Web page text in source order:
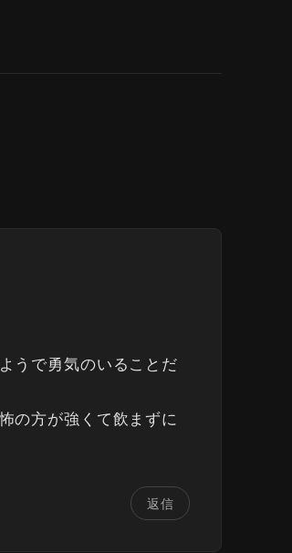
うで勇気のいることだ
の方が強くて飲まずに
返信